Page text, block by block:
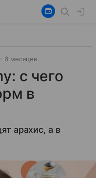
6 месяцев
с чего
в
арахис, а в